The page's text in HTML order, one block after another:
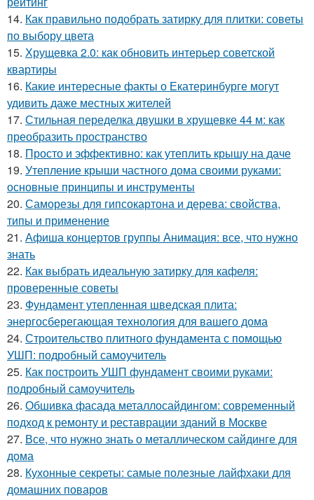
14. Как правильно подобрать затирку для плитки: советы
по выбору цвета
15. Хрущевка 2.0: как обновить интерьер советской
квартиры
16. Какие интересные факты о Екатеринбурге могут
удивить даже местных жителей
17. Стильная переделка двушки в хрущевке 44 м: как
преобразить пространство
18. Просто и эффективно: как утеплить крышу на даче
19. Утепление крыши частного дома своими руками:
основные принципы и инструменты
20. Саморезы для гипсокартона и дерева: свойства,
типы и применение
21. Афиша концертов группы Анимация: все, что нужно
знать
22. Как выбрать идеальную затирку для кафеля:
проверенные советы
23. Фундамент утепленная шведская плита:
энергосберегающая технология для вашего дома
24. Строительство плитного фундамента с помощью
УШП: подробный самоучитель
25. Как построить УШП фундамент своими руками:
подробный самоучитель
26. Обшивка фасада металлосайдингом: современный
подход к ремонту и реставрации зданий в Москве
27. Все, что нужно знать о металлическом сайдинге для
дома
28. Кухонные секреты: самые полезные лайфхаки для
домашних поваров